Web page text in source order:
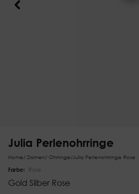
Julia Perlenohrringe
Home/ Damen/ Ohrringe/ Julia Perlenohrringe Rose
Farbe: Rose
Gold Silber Rose